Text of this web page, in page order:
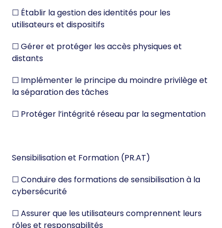
☐ Établir la gestion des identités pour les
utilisateurs et dispositifs
☐ Gérer et protéger les accès physiques et
distants
☐ Implémenter le principe du moindre privilège et
la séparation des tâches
☐ Protéger l’intégrité réseau par la segmentation
Sensibilisation et Formation (PR.AT)
☐ Conduire des formations de sensibilisation à la
cybersécurité
☐ Assurer que les utilisateurs comprennent leurs
rôles et responsabilités